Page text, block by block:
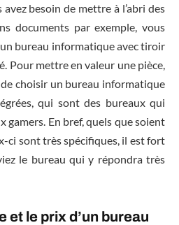
besoin de mettre à l’abri des
documents par exemple, vous
bureau informatique avec tiroir
Pour mettre en valeur une pièce,
choisir un bureau informatique
qui sont des bureaux qui
gamers. En bref, quels que soient
ci sont très spécifiques, il est fort
le bureau qui y répondra très
et le prix d’un bureau